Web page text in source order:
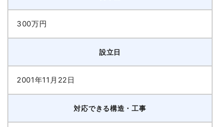
300万円
設立日
2001年11月22日
対応できる構造・工事